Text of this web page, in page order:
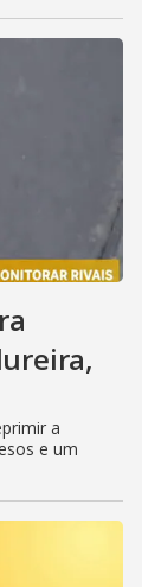
a
e um